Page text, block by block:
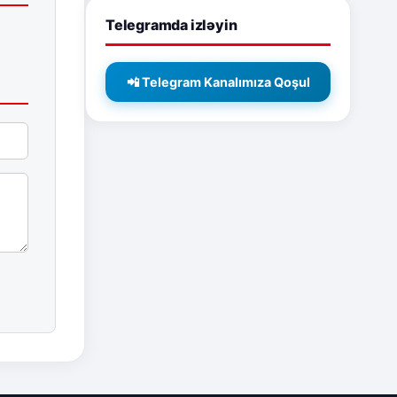
Telegramda izləyin
📲 Telegram Kanalımıza Qoşul